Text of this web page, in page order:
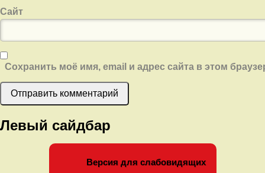
Сайт
Сохранить моё имя, email и адрес сайта в этом
Левый сайдбар
Версия для слабовидящих